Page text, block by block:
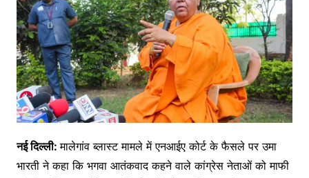
नई दिल्ली:मालेगांव ब्लास्ट मामले में एनआईए कोर्ट के फैसले पर उमा
भारती ने कहा कि भगवा आतंकवाद कहने वाले कांग्रेस नेताओं को माफी